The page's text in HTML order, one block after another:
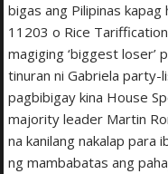
bigas ang Pilipinas kapag
11203 o Rice
magiging ‘biggest
tinuran ni Gabriela party-
pagbibigay kina House
majority leader Martin
na kanilang nakalap para
ng mambabatas ang